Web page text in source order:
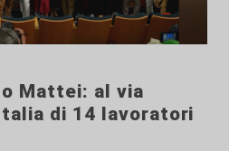
Mattei: al via
di 14 lavoratori